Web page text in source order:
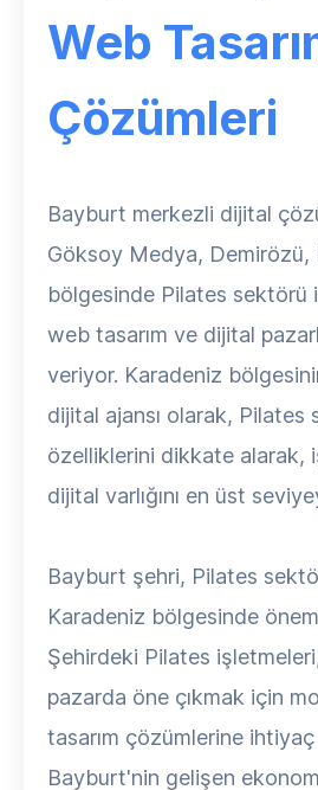
Web
Çözümleri
Bayburt merkezli dijital
Göksoy Medya, Demirözü,
bölgesinde Pilates sektörü
web tasarım ve dijital
veriyor. Karadeniz
dijital ajansı olarak, Pilates
özelliklerini dikkate alarak,
dijital varlığını en üst
Bayburt şehri, Pilates
Karadeniz bölgesinde
Şehirdeki Pilates
pazarda öne çıkmak için
tasarım çözümlerine
Bayburt'nin gelişen